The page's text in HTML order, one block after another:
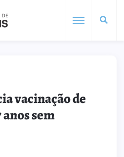
vacinação de
sem